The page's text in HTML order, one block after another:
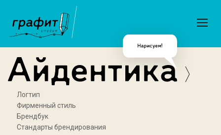
Логтип
Фирменный стиль
Брендбук
Стандарты брендирования